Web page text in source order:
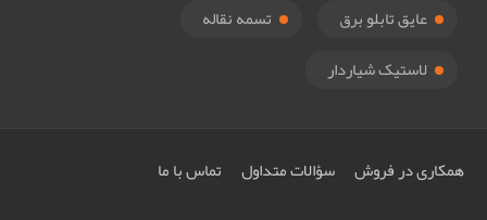
عایق تابلو برق
تسمه نقاله
لاستیک شیاردار
همکاری در فروش سؤالات متداول تماس با ما